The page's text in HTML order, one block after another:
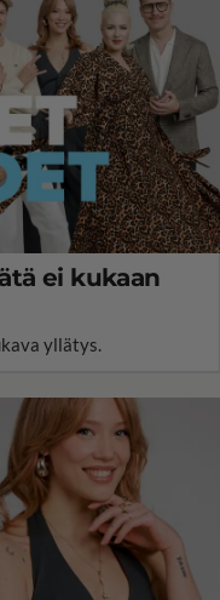
ei kukaan
yllätys.